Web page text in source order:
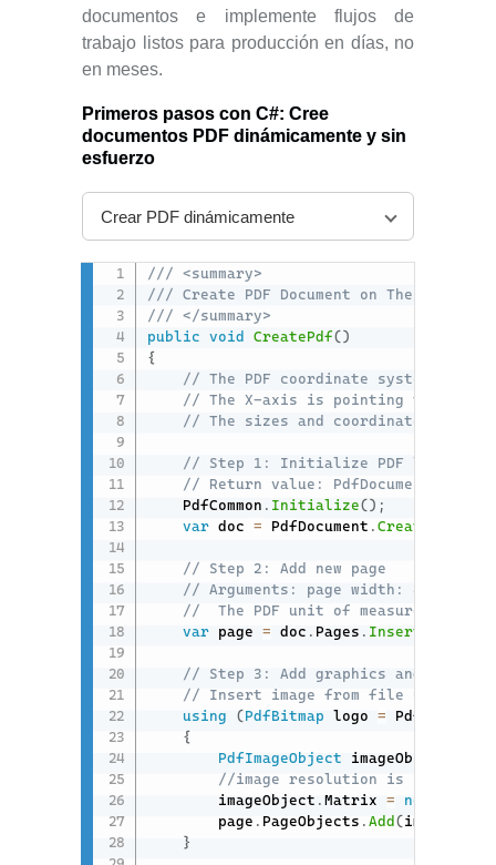
documentos e implemente flujos de
trabajo listos para producción en días, no
en meses.
Primeros pasos con C#: Cree
documentos PDF dinámicamente y sin
esfuerzo
Crear PDF dinámicamente
/// <summary>
/// Create PDF Document on The Fly in
/// </summary>
public void CreatePdf()
{
// The PDF coordinate system
// The X-axis is pointing to the
// The sizes and coordinates in
// Step 1: Initialize PDF library
// Return value: PdfDocument main
    PdfCommon
. Initialize() ;
var doc = PdfDocument . CreateNew
// Step 2: Add new page
// Arguments: page width: 8.27",
//  The PDF unit of measure is
var page = doc . Pages . InsertPageAt
// Step 3: Add graphics and text
// Insert image from file using
using
(PdfBitmap logo = PdfBitmap
{
PdfImageObject imageObject
//image resolution is 300 DPI
        imageObject
. Matrix = new
        page
. PageObjects . Add (
}